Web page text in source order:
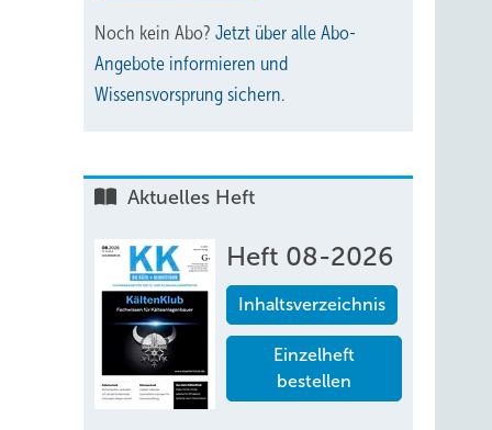
Noch kein Abo? Jetzt über alle Abo-
Angebote informieren und
Wissensvorsprung sichern.
Aktuelles Heft
Heft 08-2026
Inhaltsverzeichnis
Einzelheft
bestellen